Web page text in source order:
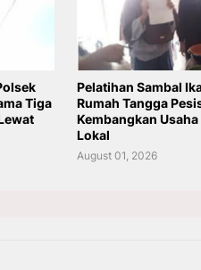
Tiga
Pelatihan Sambal
Rumah Tangga
Kembangkan
Lokal
August 01, 2026